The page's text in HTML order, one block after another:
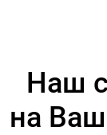
Наш
на